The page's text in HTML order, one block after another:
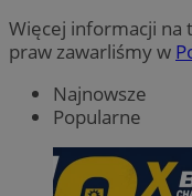
Więcej informacji na
praw zawarliśmy w
Najnowsze
Popularne